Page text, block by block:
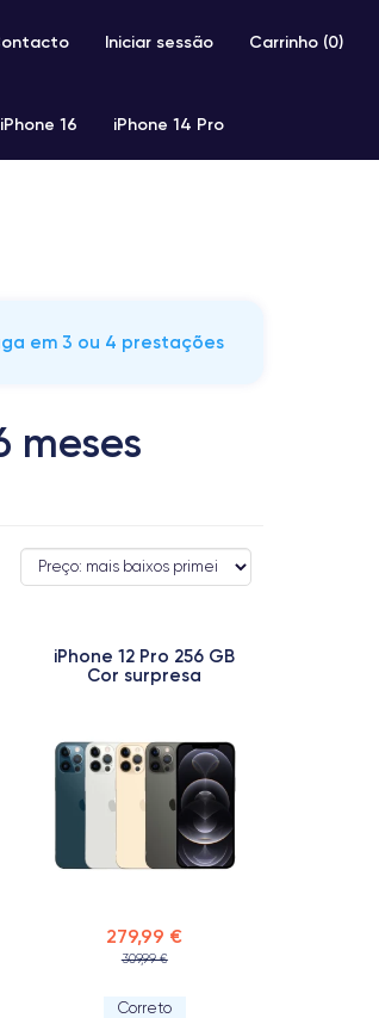
Iniciar sessão Carrinho (0)
iPhone 16 iPhone 14 Pro
em 3 ou 4 prestações
meses
iPhone 12 Pro 256 GB
Cor surpresa
279,99 €
309,99 €
Correto